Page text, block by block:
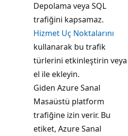
Depolama veya SQL
trafiğini kapsamaz.
Hizmet Uç Noktalarını
kullanarak bu trafik
türlerini etkinleştirin veya
el ile ekleyin.
Giden Azure Sanal
Masaüstü platform
trafiğine izin verir. Bu
etiket, Azure Sanal